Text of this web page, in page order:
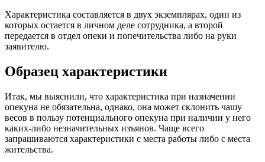
Характеристика составляется в двух экземплярах, один из
которых остается в личном деле сотрудника, а второй
передается в отдел опеки и попечительства либо на руки
заявителю.
Образец характеристики
Итак, мы выяснили, что характеристика при назначении
опекуна не обязательна, однако, она может склонить чашу
весов в пользу потенциального опекуна при наличии у него
каких-либо незначительных изъянов. Чаще всего
запрашиваются характеристики с места работы либо с места
жительства.